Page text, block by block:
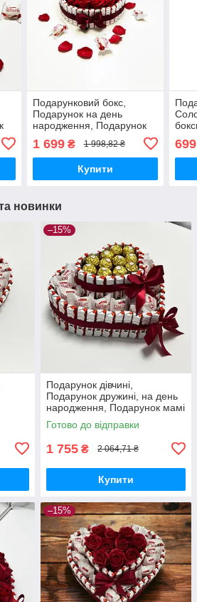
Подарунковий бокс,
Подарунок на день
народження, Подарунок
дівчині, Подарунок мамі,
Подарунок дружині
1 699₴ 1 998,82 ₴
Купити
699
новинки
–15%
Подарунок дівчині,
Подарунок дружині, на день
народження, Подарунок мамі
на день народження, подрузі,
сестрі, доньці
Готово до відправки
1 755 ₴ 2 064,71 ₴
Купити
–15%